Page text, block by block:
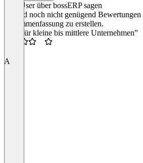
Was User über bossERP sagen
Es sind noch nicht genügend
Zusammenfassung zu erstellen.
“Gut für kleine bis mittlere Unternehmen”
A